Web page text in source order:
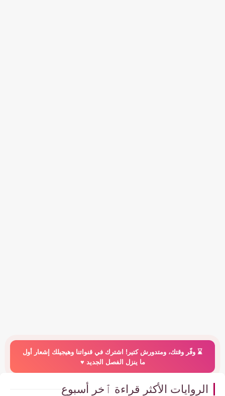
⌛️ وفّر وقتك، ومتدورش كتير! اشترك في قنواتنا وهيجيلك إشعار أول
ما ينزل الفصل الجديد ♥️
الروايات الأكثر قراءة ٱخر أسبوع